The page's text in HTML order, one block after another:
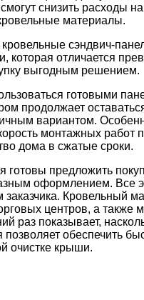
снизить расходы
материалы.
кровельные сэндвич-
которая отличается
выгодным решением.
готовыми
продолжает
вариантом.
монтажных работ
дома в сжатые сроки.
готовы предложить
оформлением. Все
заказчика. Кровельный
центров, а также
раз показывает,
обеспечить
очистке крыши.